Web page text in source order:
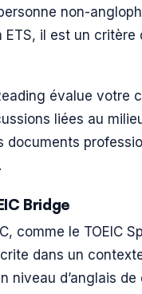
non-
il est un
évalue votre
liées au
Bridge
comme le TOEIC
dans un
niveau d’anglais